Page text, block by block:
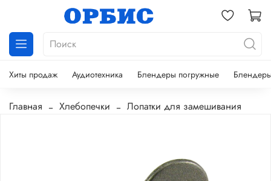
Хиты продаж Аудиотехника Блендеры погружные
Главная Хлебопечки Лопатки для замешивания